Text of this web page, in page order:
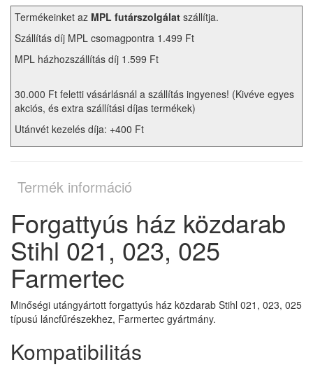
Termékeinket az MPL futárszolgálat szállítja.
Szállítás díj MPL csomagpontra 1.499 Ft
MPL házhozszállítás díj 1.599 Ft
30.000 Ft feletti vásárlásnál a szállítás ingyenes! (Kivéve egyes
akciós, és extra szállítási díjas termékek)
Utánvét kezelés díja: +400 Ft
Termék információ
Forgattyús ház közdarab
Stihl 021, 023, 025
Farmertec
Minőségi utángyártott forgattyús ház közdarab Stihl 021, 023, 025
típusú láncfűrészekhez, Farmertec gyártmány.
Kompatibilitás